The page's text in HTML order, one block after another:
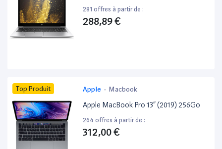
281 offres à partir de :
288,89 €
Top Produit Apple - Macbook
Apple MacBook Pro 13” (2019) 256Go
264 offres à partir de :
312,00 €